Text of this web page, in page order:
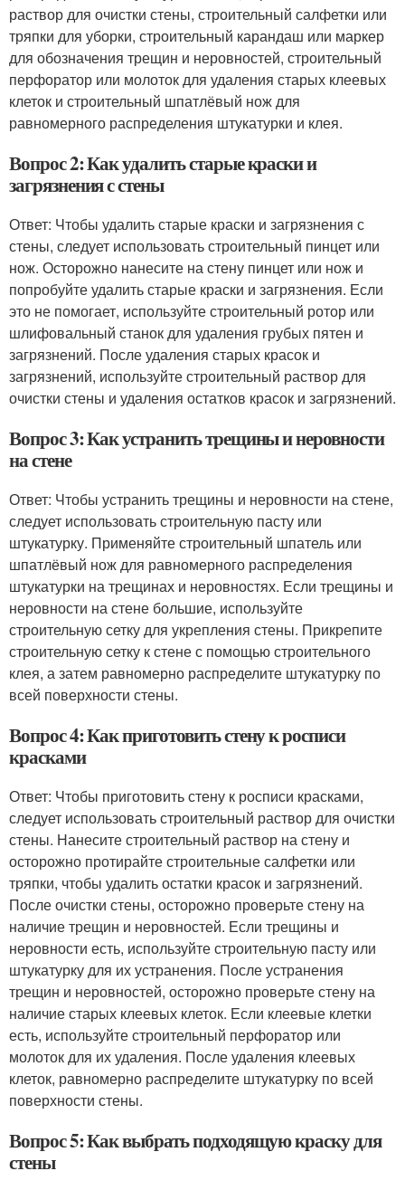
раствор для очистки стены, строительный салфетки или
тряпки для уборки, строительный карандаш или маркер
для обозначения трещин и неровностей, строительный
перфоратор или молоток для удаления старых клеевых
клеток и строительный шпатлёвый нож для
равномерного распределения штукатурки и клея.
Вопрос 2: Как удалить старые краски и
загрязнения с стены
Ответ: Чтобы удалить старые краски и загрязнения с
стены, следует использовать строительный пинцет или
нож. Осторожно нанесите на стену пинцет или нож и
попробуйте удалить старые краски и загрязнения. Если
это не помогает, используйте строительный ротор или
шлифовальный станок для удаления грубых пятен и
загрязнений. После удаления старых красок и
загрязнений, используйте строительный раствор для
очистки стены и удаления остатков красок и загрязнений.
Вопрос 3: Как устранить трещины и неровности
на стене
Ответ: Чтобы устранить трещины и неровности на стене,
следует использовать строительную пасту или
штукатурку. Применяйте строительный шпатель или
шпатлёвый нож для равномерного распределения
штукатурки на трещинах и неровностях. Если трещины и
неровности на стене большие, используйте
строительную сетку для укрепления стены. Прикрепите
строительную сетку к стене с помощью строительного
клея, а затем равномерно распределите штукатурку по
всей поверхности стены.
Вопрос 4: Как приготовить стену к росписи
красками
Ответ: Чтобы приготовить стену к росписи красками,
следует использовать строительный раствор для очистки
стены. Нанесите строительный раствор на стену и
осторожно протирайте строительные салфетки или
тряпки, чтобы удалить остатки красок и загрязнений.
После очистки стены, осторожно проверьте стену на
наличие трещин и неровностей. Если трещины и
неровности есть, используйте строительную пасту или
штукатурку для их устранения. После устранения
трещин и неровностей, осторожно проверьте стену на
наличие старых клеевых клеток. Если клеевые клетки
есть, используйте строительный перфоратор или
молоток для их удаления. После удаления клеевых
клеток, равномерно распределите штукатурку по всей
поверхности стены.
Вопрос 5: Как выбрать подходящую краску для
стены